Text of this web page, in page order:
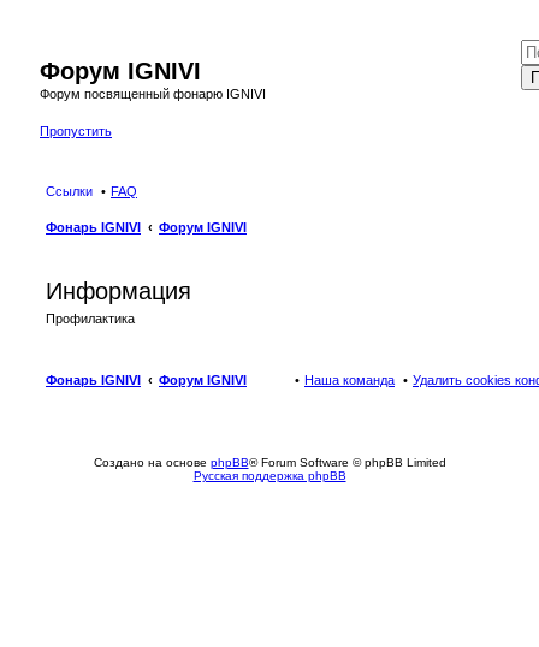
Форум IGNIVI
Форум посвященный фонарю IGNIVI
Пропустить
Ссылки FAQ
Фонарь IGNIVI Форум IGNIVI
Информация
Профилактика
Фонарь IGNIVI Форум IGNIVI Удалить cookies
Наша команда
Создано на основе phpBB® Forum Software © phpBB Limited
Русская поддержка phpBB